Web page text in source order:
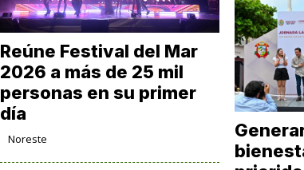
Reúne Festival del Mar
2026 a más de 25 mil
personas en su primer
día
Noreste